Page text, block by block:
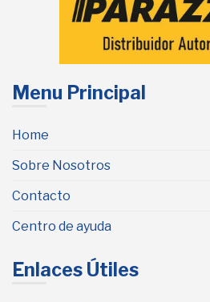
Menu Principal
Home
Sobre Nosotros
Contacto
Centro de ayuda
Enlaces Útiles